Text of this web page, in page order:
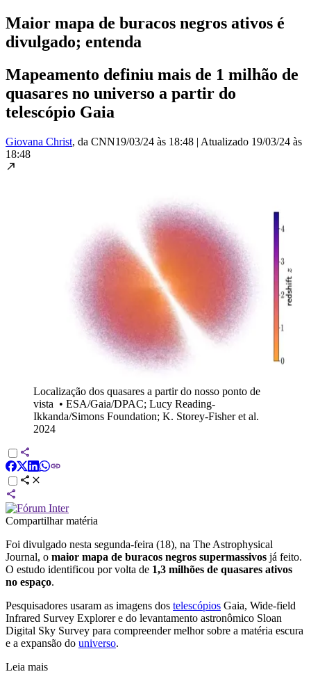
Maior mapa de buracos negros ativos é
divulgado; entenda
Mapeamento definiu mais de 1 milhão de
quasares no universo a partir do
telescópio Gaia
Giovana Christ, da CNN19/03/24 às 18:48 | Atualizado 19/03/24 às
18:48
Localização dos quasares a partir do nosso ponto de
vista • ESA/Gaia/DPAC; Lucy Reading-
Ikkanda/Simons Foundation; K. Storey-Fisher et al.
2024
Compartilhar matéria
Foi divulgado nesta segunda-feira (18), na The Astrophysical
Journal, o maior mapa de buracos negros supermassivos já feito.
O estudo identificou por volta de 1,3 milhões de quasares ativos
no espaço.
Pesquisadores usaram as imagens dos telescópios Gaia, Wide-field
Infrared Survey Explorer e do levantamento astronômico Sloan
Digital Sky Survey para compreender melhor sobre a matéria escura
e a expansão do universo.
Leia mais